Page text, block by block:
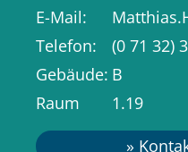
eine solche Sitzung
Gemeinderates
Bild von der Arbeit.
Mit dem
E-Mail
Telefon
(0 71 32)
Gebäude B
Raum
1.19